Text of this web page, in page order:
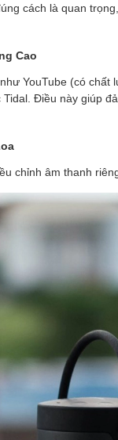
cách là quan
Cao
YouTube (có
Điều này giúp
chỉnh âm thanh